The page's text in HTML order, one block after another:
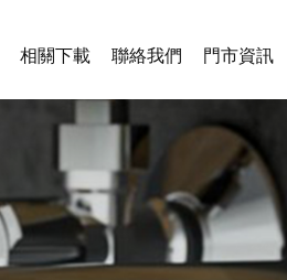
相關下載 聯絡我們 門市資訊